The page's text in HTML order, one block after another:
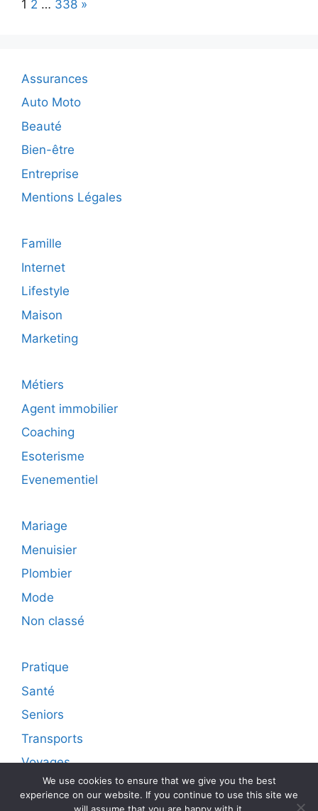
Page:
1 2 … 338 Next
»
Assurances
Auto Moto
Beauté
Bien-être
Entreprise
Mentions Légales
Famille
Internet
Lifestyle
Maison
Marketing
Métiers
Agent immobilier
Coaching
Esoterisme
Evenementiel
Mariage
Menuisier
Plombier
Mode
Non classé
Pratique
Santé
Seniors
Transports
Voyages
We use cookies to ensure that we give you the best
experience on our website. If you continue to use this site we